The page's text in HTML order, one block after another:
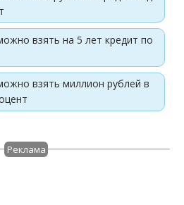
взять на 5 лет кредит по
взять миллион рублей в
Реклама